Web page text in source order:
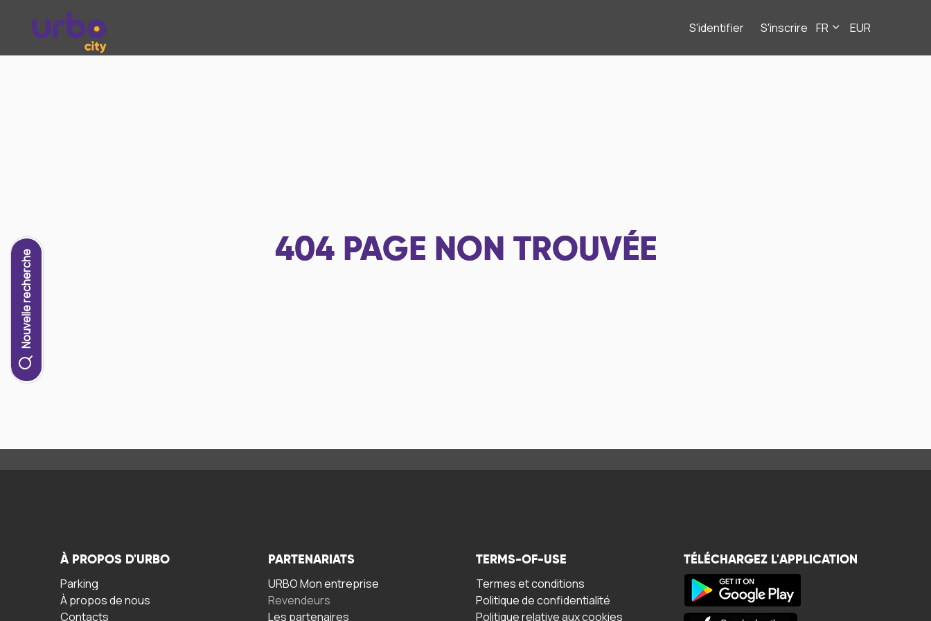
S'identifier S'inscrire FR EUR
Nouvelle recherche 404 PAGE NON TROUVÉE
À PROPOS D'URBO
Parking
À propos de nous
Contacts
PARTENARIATS
URBO Mon entreprise
Revendeurs
Les partenaires
TERMS-OF-USE
Termes et conditions
Politique de confidentialité
Politique relative aux cookies
TÉLÉCHARGEZ L'APPLICATION